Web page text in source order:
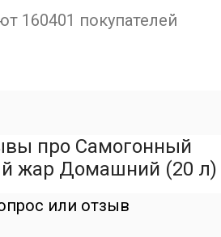
160401 покупателей
про Самогонный
жар Домашний (20 л)
или отзыв